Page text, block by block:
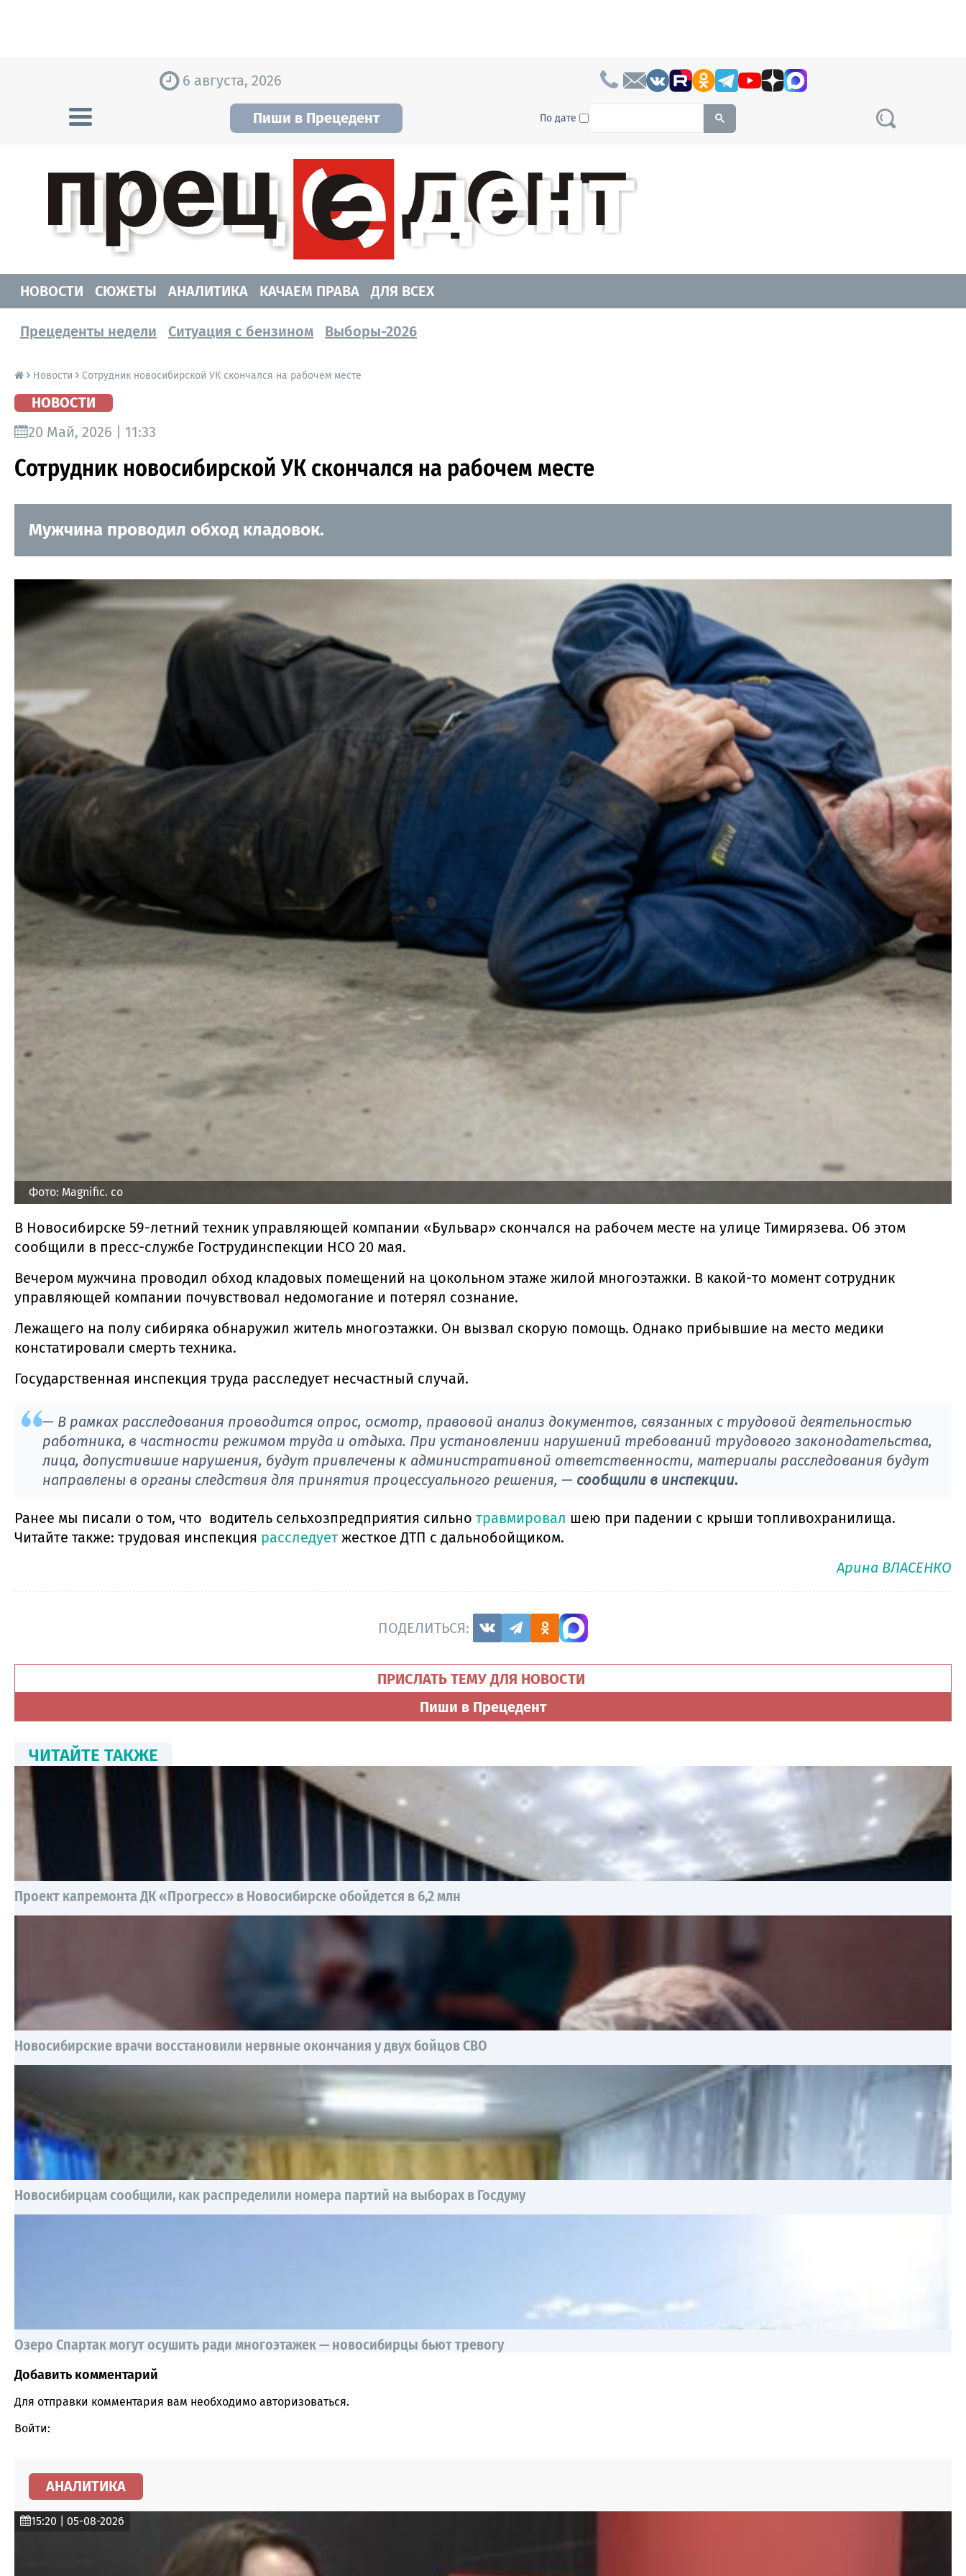
6 августа, 2026
Пиши в Прецедент По дате To search this site, enter a search term
НОВОСТИ
СЮЖЕТЫ АНАЛИТИКА КАЧАЕМ ПРАВА ДЛЯ ВСЕХ
Прецеденты недели Ситуация с бензином Выборы-2026
Новости Сотрудник новосибирской УК скончался на рабочем месте
НОВОСТИ
20 Май, 2026 | 11:33
Сотрудник новосибирской УК скончался на рабочем месте
Мужчина проводил обход кладовок.
Фото: Magnific. co
В Новосибирске 59-летний техник управляющей компании «Бульвар» скончался на рабочем месте на улице Тимирязева. Об этом
сообщили в пресс-службе Гострудинспекции НСО 20 мая.
Вечером мужчина проводил обход кладовых помещений на цокольном этаже жилой многоэтажки. В какой-то момент сотрудник
управляющей компании почувствовал недомогание и потерял сознание.
Лежащего на полу сибиряка обнаружил житель многоэтажки. Он вызвал скорую помощь. Однако прибывшие на место медики
констатировали смерть техника.
Государственная инспекция труда расследует несчастный случай.
— В рамках расследования проводится опрос, осмотр, правовой анализ документов, связанных с трудовой деятельностью
работника, в частности режимом труда и отдыха. При установлении нарушений требований трудового законодательства,
лица, допустившие нарушения, будут привлечены к административной ответственности, материалы расследования будут
направлены в органы следствия для принятия процессуального решения, — сообщили в инспекции.
Ранее мы писали о том, что водитель сельхозпредприятия сильно травмировал шею при падении с крыши топливохранилища.
Читайте также: трудовая инспекция расследует жесткое ДТП с дальнобойщиком.
Арина ВЛАСЕНКО
ПОДЕЛИТЬСЯ:
ПРИСЛАТЬ ТЕМУ ДЛЯ НОВОСТИ
Пиши в Прецедент
ЧИТАЙТЕ ТАКЖЕ
Проект капремонта ДК «Прогресс» в Новосибирске обойдется в 6,2 млн
Новосибирские врачи восстановили нервные окончания у двух бойцов СВО
Новосибирцам сообщили, как распределили номера партий на выборах в Госдуму
Озеро Спартак могут осушить ради многоэтажек — новосибирцы бьют тревогу
Comment section
Добавить комментарий
Для отправки комментария вам необходимо авторизоваться.
Войти:
АНАЛИТИКА
15:20 | 05-08-2026